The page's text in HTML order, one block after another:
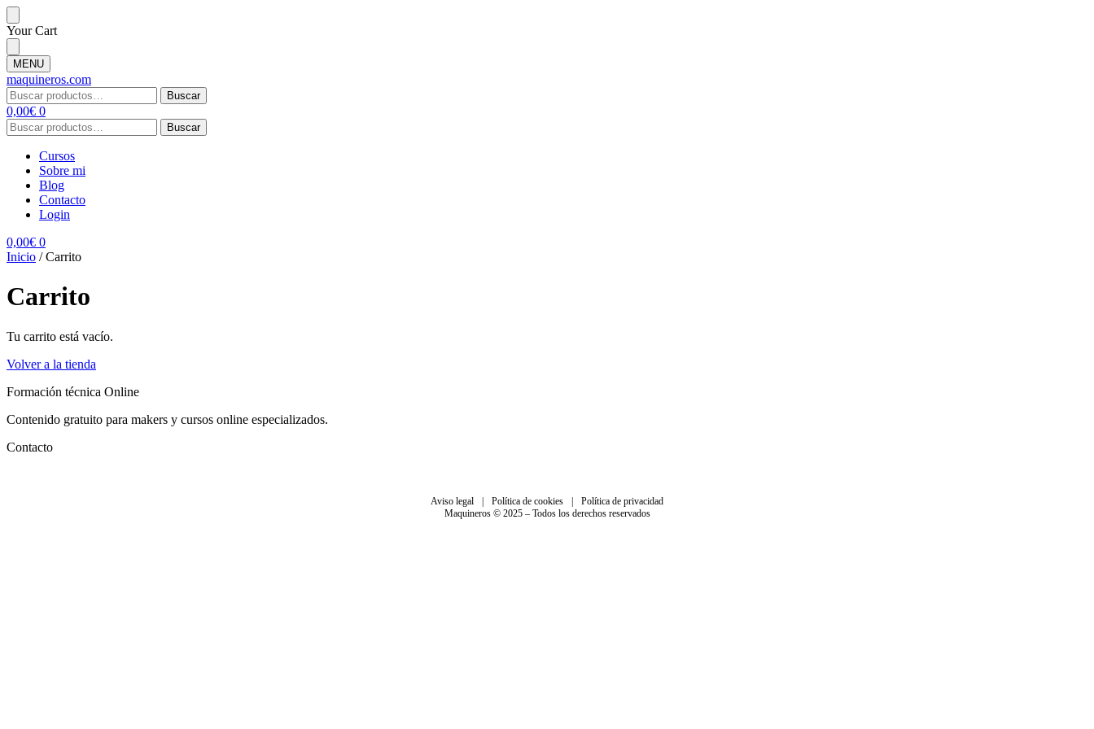
Your Cart
MENU
maquineros.com
Buscar
0,00€ 0
Buscar
Cursos
Sobre mi
Blog
Contacto
Login
0,00€ 0
Inicio /Carrito
Carrito
Tu carrito está vacío.
Volver a la tienda
Formación técnica Online
Contenido gratuito para makers y cursos online especializados.
Contacto
Aviso legal | Política de cookies |
Política de privacidad
Maquineros © 2025 – Todos los derechos reservados